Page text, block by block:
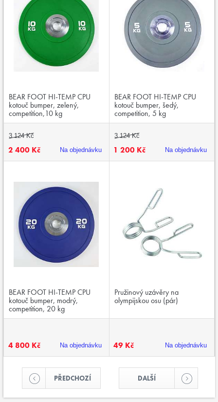
BEAR FOOT HI-TEMP CPU
kotouč bumper, zelený,
competition,10 kg
3 124 Kč
2 400 Kč Na objednávku
BEAR FOOT HI-TEMP CPU
kotouč bumper, šedý,
competition, 5 kg
3 124 Kč
1 200 Kč Na objednávku
BEAR FOOT HI-TEMP CPU
kotouč bumper, modrý,
competition, 20 kg
4 800 Kč Na objednávku
Pružinový uzávěry na
olympijskou osu (pár)
49 Kč Na objednávku
PŘEDCHOZÍ DALŠÍ